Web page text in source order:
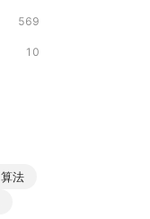
569
10
算法